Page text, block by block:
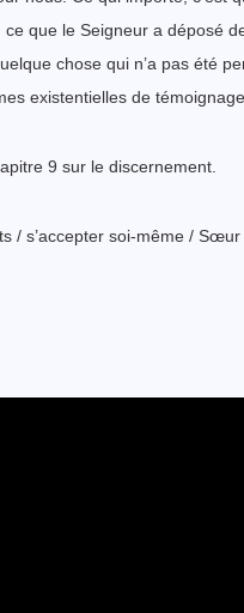
que le Seigneur a déposé
chose qui n’a pas été
existentielles de
9 sur le discernement.
/ s’accepter soi-même /